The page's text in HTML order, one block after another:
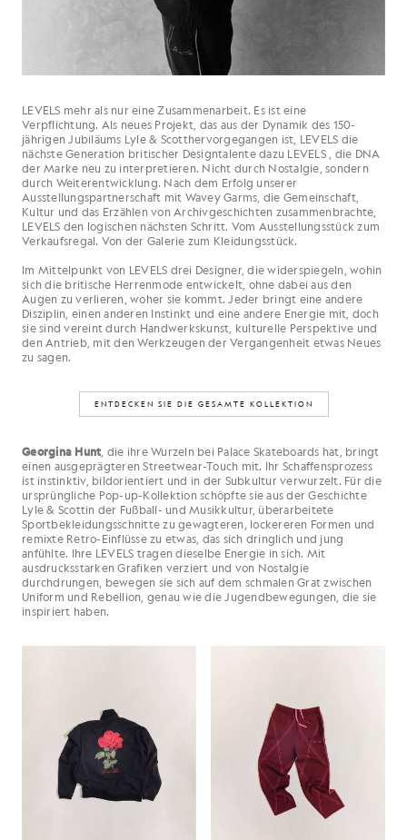
LEVELS mehr als nur eine Zusammenarbeit. Es ist eine
Verpflichtung. Als neues Projekt, das aus der Dynamik des 150-
jährigen Jubiläums Lyle & Scotthervorgegangen ist, LEVELS die
nächste Generation britischer Designtalente dazu LEVELS , die DNA
der Marke neu zu interpretieren. Nicht durch Nostalgie, sondern
durch Weiterentwicklung. Nach dem Erfolg unserer
Ausstellungspartnerschaft mit Wavey Garms, die Gemeinschaft,
Kultur und das Erzählen von Archivgeschichten zusammenbrachte,
LEVELS den logischen nächsten Schritt. Vom Ausstellungsstück zum
Verkaufsregal. Von der Galerie zum Kleidungsstück.
Im Mittelpunkt von LEVELS drei Designer, die widerspiegeln, wohin
sich die britische Herrenmode entwickelt, ohne dabei aus den
Augen zu verlieren, woher sie kommt. Jeder bringt eine andere
Disziplin, einen anderen Instinkt und eine andere Energie mit, doch
sie sind vereint durch Handwerkskunst, kulturelle Perspektive und
den Antrieb, mit den Werkzeugen der Vergangenheit etwas Neues
zu sagen.
ENTDECKEN SIE DIE GESAMTE KOLLEKTION
Georgina Hunt , die ihre Wurzeln bei Palace Skateboards hat, bringt
einen ausgeprägteren Streetwear-Touch mit. Ihr Schaffensprozess
ist instinktiv, bildorientiert und in der Subkultur verwurzelt. Für die
ursprüngliche Pop-up-Kollektion schöpfte sie aus der Geschichte
Lyle & Scottin der Fußball- und Musikkultur, überarbeitete
Sportbekleidungsschnitte zu gewagteren, lockereren Formen und
remixte Retro-Einflüsse zu etwas, das sich dringlich und jung
anfühlte. Ihre LEVELS tragen dieselbe Energie in sich. Mit
ausdrucksstarken Grafiken verziert und von Nostalgie
durchdrungen, bewegen sie sich auf dem schmalen Grat zwischen
Uniform und Rebellion, genau wie die Jugendbewegungen, die sie
inspiriert haben.